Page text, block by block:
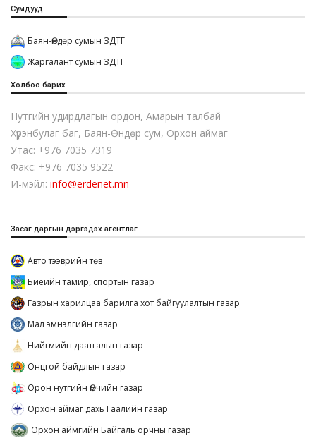
Сумдууд
Баян-Өндөр сумын ЗДТГ
Жаргалант сумын ЗДТГ
Холбоо барих
Нутгийн удирдлагын ордон, Амарын талбай
Хүрэнбулаг баг, Баян-Өндөр сум, Орхон аймаг
Утас: +976 7035 7319
Факс: +976 7035 9522
И-мэйл: info@erdenet.mn
Засаг даргын дэргэдэх агентлаг
Авто тээврийн төв
Биеийн тамир, спортын газар
Газрын харилцаа барилга хот байгуулалтын газар
Мал эмнэлгийн газар
Нийгмийн даатгалын газар
Онцгой байдлын газар
Орон нутгийн Өмчийн газар
Орхон аймаг дахь Гаалийн газар
Орхон аймгийн Байгаль орчны газар